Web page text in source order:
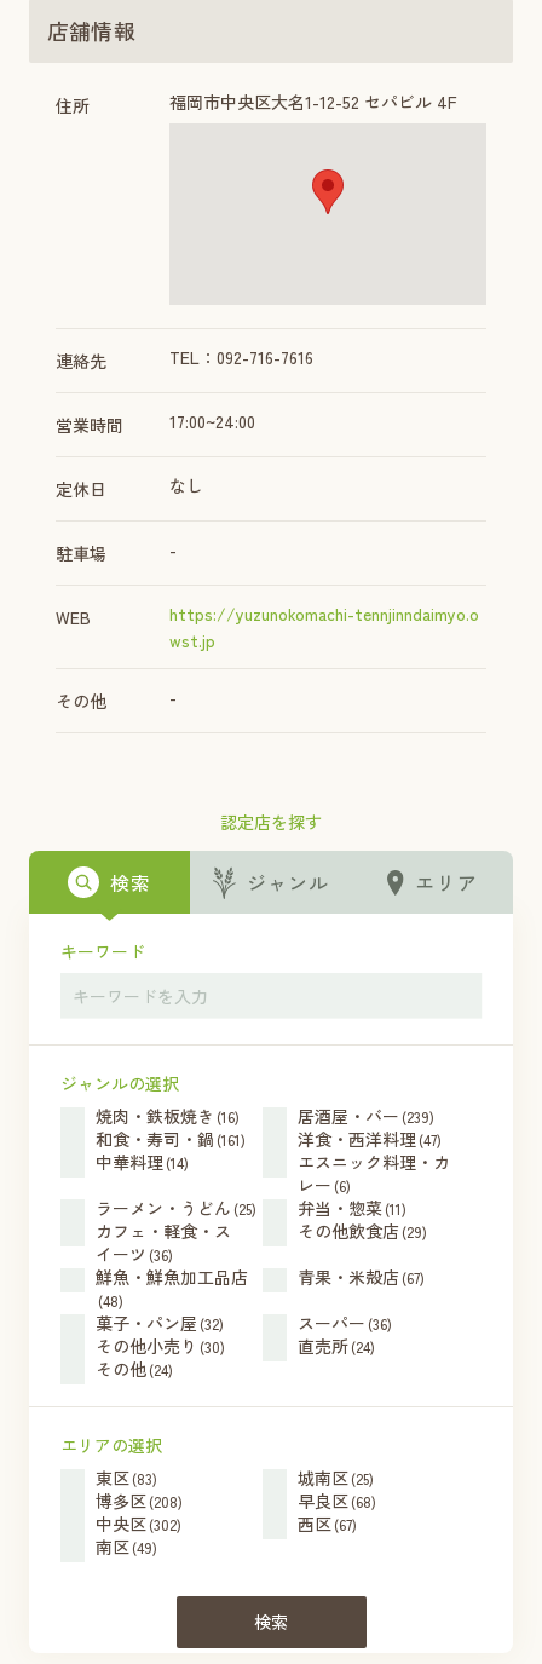
認定店を探す
検索 ジャンル エリア
キーワード
ジャンルの選択
焼肉・鉄板焼き (16) 居酒屋・バー (239)
和食・寿司・鍋 (161) 洋食・西洋料理 (47)
中華料理 (14)
エスニック料理・カ
レー (6)
ラーメン・うどん (25) 弁当・惣菜(11)
カフェ・軽食・ス
イーツ (36)
その他飲食店(29)
鮮魚・鮮魚加工品店
(48)
青果・米殻店(67)
菓子・パン屋 (32) スーパー (36)
その他小売り (30) 直売所(24)
その他(24)
エリアの選択
東区(83) 城南区(25)
博多区(208) 早良区(68)
中央区(302) 西区(67)
南区(49)
検索
店舗情報
住所 福岡市中央区大名1-12-52 セパビル 4F
連絡先 TEL：092-716-7616
営業時間 17:00~24:00
定休日 なし
駐車場 -
WEB
https://yuzunokomachi-tennjinndaimyo.o
wst.jp
その他 -